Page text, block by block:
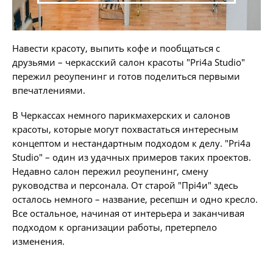
Навести красоту, выпить кофе и пообщаться с
друзьями – черкасский салон красоты "Pri4a Studio"
пережил реоупенинг и готов поделиться первыми
впечатлениями.
В Черкассах немного парикмахерских и салонов
красоты, которые могут похвастаться интересным
концептом и нестандартным подходом к делу. "Pri4a
Studio" – один из удачных примеров таких проектов.
Недавно салон пережил реоупенинг, смену
руководства и персонала. От старой "Прі4и" здесь
осталось немного – название, ресепшн и одно кресло.
Все остальное, начиная от интерьера и заканчивая
подходом к организации работы, претерпело
изменения.